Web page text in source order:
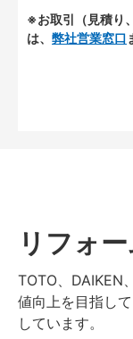
※お取引（見積り
は、 弊社営業窓口
リフォ
TOTO、DAIKEN
値向上を目指し
しています。